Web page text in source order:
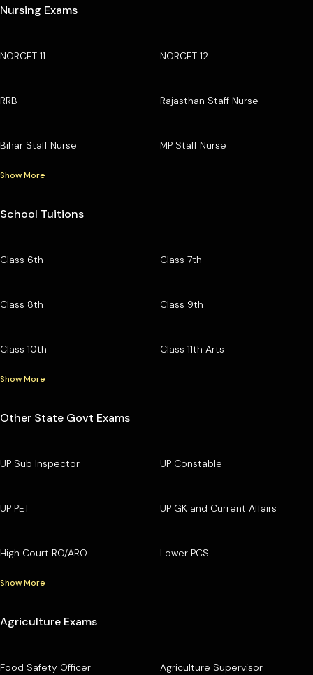
Nursing Exams
NORCET 11 NORCET 12
RRB Rajasthan Staff Nurse
Bihar Staff Nurse MP Staff Nurse
Show More
School Tuitions
Class 6th Class 7th
Class 8th Class 9th
Class 10th Class 11th Arts
Show More
Other State Govt Exams
UP Sub Inspector UP Constable
UP PET UP GK and Current Affairs
High Court RO/ARO Lower PCS
Show More
Agriculture Exams
Food Safety Officer Agriculture Supervisor